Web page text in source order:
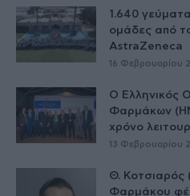
1.640
ομάδες από
AstraZeneca
16 Φεβρουαρίου
O Ελληνικός
Φαρμάκων
χρόνο
13 Φεβρουαρίου
Θ.
Φαρμάκου